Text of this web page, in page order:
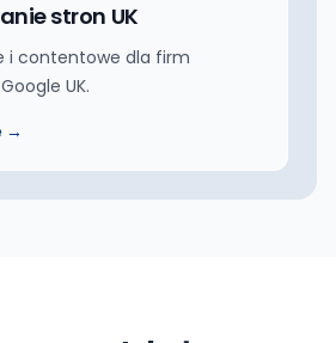
stron UK
i contentowe dla firm
UK.
→